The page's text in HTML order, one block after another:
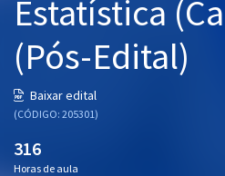
Estatística
(Pós-Edital)
Baixar edital
(CÓDIGO: 205301)
316
Horas de aula